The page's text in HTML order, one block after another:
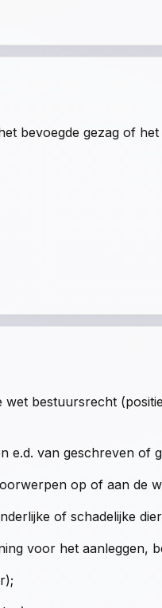
bevoegde gezag of
wet bestuursrecht
e.d. van geschreven of
op of aan de
of schadelijke
voor het aanleggen,